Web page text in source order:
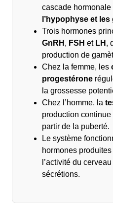
cascade hormonale
l’hypophyse et
Trois hormones
GnRH , FSH et LH ,
production de
Chez la femme, les
progestérone
la grossesse
Chez l’homme, la
production
partir de la puberté.
Le système
hormones
l’activité du
sécrétions.